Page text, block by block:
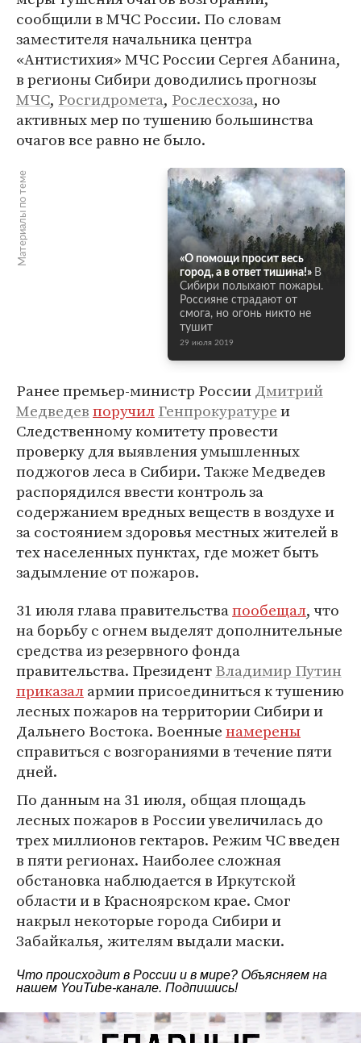
сообщили в МЧС России. По словам
заместителя начальника центра
«Антистихия» МЧС России Сергея Абанина,
в регионы Сибири доводились прогнозы
МЧС, Росгидромета, Рослесхоза, но
активных мер по тушению большинства
очагов все равно не было.
Материалы по теме
«О помощи просит весь
город, а в ответ тишина!» В
Сибири полыхают пожары.
Россияне страдают от
смога, но огонь никто не
тушит
29 июля 2019
Ранее премьер-министр РоссииДмитрий
МедведевпоручилГенпрокуратуреи
Следственному комитету провести
проверку для выявления умышленных
поджогов леса в Сибири. Также Медведев
распорядился ввести контроль за
содержанием вредных веществ в воздухе и
за состоянием здоровья местных жителей в
тех населенных пунктах, где может быть
задымление от пожаров.
31 июля глава правительствапообещал, что
на борьбу с огнем выделят дополнительные
средства из резервного фонда
правительства. ПрезидентВладимир Путин
приказалармии присоединиться к тушению
лесных пожаров на территории Сибири и
Дальнего Востока. Военныенамерены
справиться с возгораниями в течение пяти
дней.
По данным на 31 июля, общая площадь
лесных пожаров в России увеличилась до
трех миллионов гектаров. Режим ЧС введен
в пяти регионах. Наиболее сложная
обстановка наблюдается в Иркутской
области и в Красноярском крае. Смог
накрыл некоторые города Сибири и
Забайкалья, жителям выдали маски.
Что происходит в России и в мире? Объясняем на
нашем YouTube-канале. Подпишись!